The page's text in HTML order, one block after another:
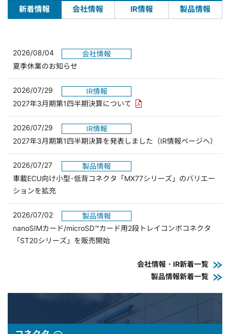
新着情報 会社情報 IR情報 製品情報
2026/08/04
会社情報
夏季休業のお知らせ
2026/07/29
IR情報
2027年3月期第1四半期決算について PDFリンクを新しいウィンド
2026/07/29
IR情報
2027年3月期第1四半期決算を発表しました（IR情報ページへ）
2026/07/27
製品情報
車載ECU向け小型･低背コネクタ「MX77シリーズ」のバリエー
ションを拡充
2026/07/02
製品情報
nanoSIMカード/microSD™カード用2段トレイコンボコネクタ
「ST20シリーズ」を販売開始
会社情報・IR新着一覧
製品情報新着一覧